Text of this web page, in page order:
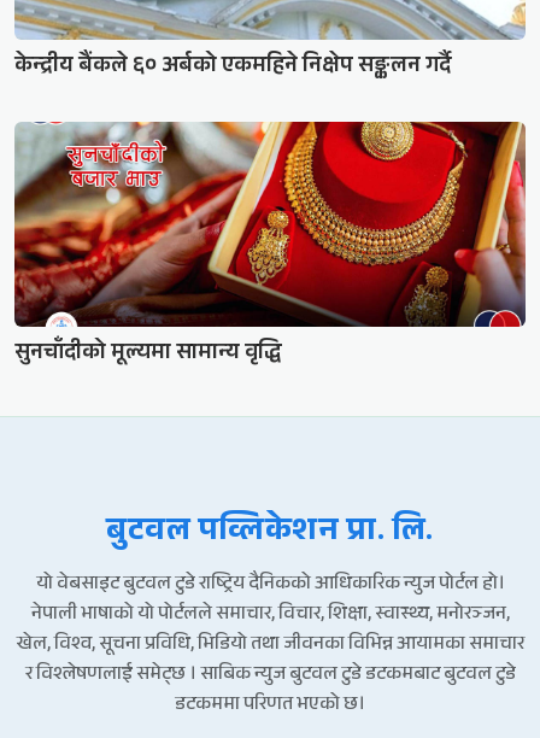
केन्द्रीय बैंकले ६० अर्बको एकमहिने निक्षेप सङ्कलन गर्दै
सुनचाँदीको मूल्यमा सामान्य वृद्धि
बुटवल पव्लिकेशन प्रा. लि.
यो वेबसाइट बुटवल टुडे राष्ट्रिय दैनिकको आधिकारिक न्युज पोर्टल हो।
नेपाली भाषाको यो पोर्टलले समाचार, विचार, शिक्षा, स्वास्थ्य, मनोरञ्जन,
खेल, विश्व, सूचना प्रविधि, भिडियो तथा जीवनका विभिन्न आयामका समाचार
र विश्लेषणलाई समेट्छ । साबिक न्युज बुटवल टुडे डटकमबाट बुटवल टुडे
डटकममा परिणत भएको छ।